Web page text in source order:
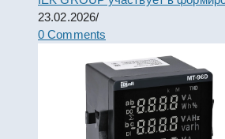
23.02.2026/
0 Comments